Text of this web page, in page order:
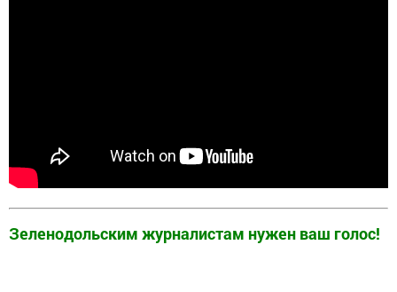
Зеленодольским журналистам нужен ваш голос!